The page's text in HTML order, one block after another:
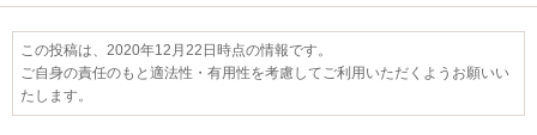
この投稿は、2020年12月22日時点の情報です。
ご自身の責任のもと適法性・有用性を考慮してご利用いただくようお願いい
たします。